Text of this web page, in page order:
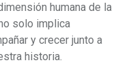
humana de la
solo implica
y crecer junto a
historia.